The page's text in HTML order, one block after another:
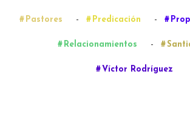
Pastores - Predicación -
Relacionamientos -
Víctor Rodríguez